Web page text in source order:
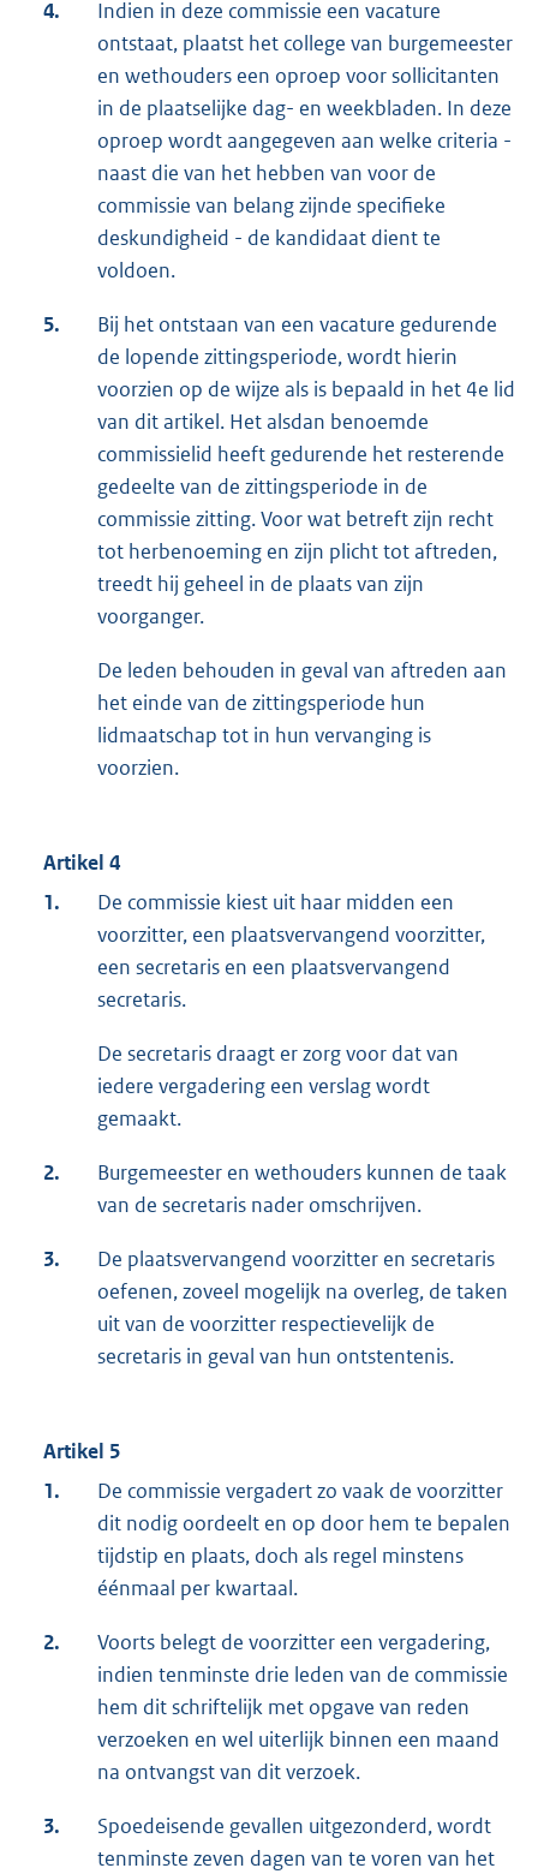
4.
Indien in deze commissie een vacature
ontstaat, plaatst het college van burgemeester
en wethouders een oproep voor sollicitanten
in de plaatselijke dag- en weekbladen. In deze
oproep wordt aangegeven aan welke criteria -
naast die van het hebben van voor de
commissie van belang zijnde specifieke
deskundigheid - de kandidaat dient te
voldoen.
5.
Bij het ontstaan van een vacature gedurende
de lopende zittingsperiode, wordt hierin
voorzien op de wijze als is bepaald in het 4e lid
van dit artikel. Het alsdan benoemde
commissielid heeft gedurende het resterende
gedeelte van de zittingsperiode in de
commissie zitting. Voor wat betreft zijn recht
tot herbenoeming en zijn plicht tot aftreden,
treedt hij geheel in de plaats van zijn
voorganger.
De leden behouden in geval van aftreden aan
het einde van de zittingsperiode hun
lidmaatschap tot in hun vervanging is
voorzien.
Artikel 4
1.
De commissie kiest uit haar midden een
voorzitter, een plaatsvervangend voorzitter,
een secretaris en een plaatsvervangend
secretaris.
De secretaris draagt er zorg voor dat van
iedere vergadering een verslag wordt
gemaakt.
2.
Burgemeester en wethouders kunnen de taak
van de secretaris nader omschrijven.
3.
De plaatsvervangend voorzitter en secretaris
oefenen, zoveel mogelijk na overleg, de taken
uit van de voorzitter respectievelijk de
secretaris in geval van hun ontstentenis.
Artikel 5
1.
De commissie vergadert zo vaak de voorzitter
dit nodig oordeelt en op door hem te bepalen
tijdstip en plaats, doch als regel minstens
éénmaal per kwartaal.
2.
Voorts belegt de voorzitter een vergadering,
indien tenminste drie leden van de commissie
hem dit schriftelijk met opgave van reden
verzoeken en wel uiterlijk binnen een maand
na ontvangst van dit verzoek.
3.
Spoedeisende gevallen uitgezonderd, wordt
tenminste zeven dagen van te voren van het